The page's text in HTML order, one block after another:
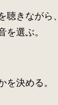
聴きながら、
を選ぶ。
を決める。